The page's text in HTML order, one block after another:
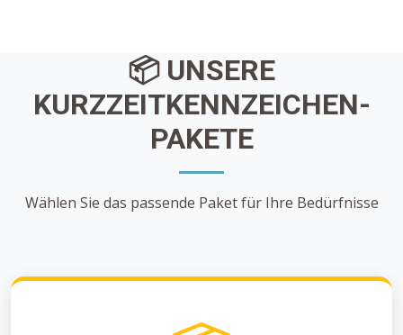
📦 UNSERE
KURZZEITKENNZEICHEN-
PAKETE
Wählen Sie das passende Paket für Ihre Bedürfnisse